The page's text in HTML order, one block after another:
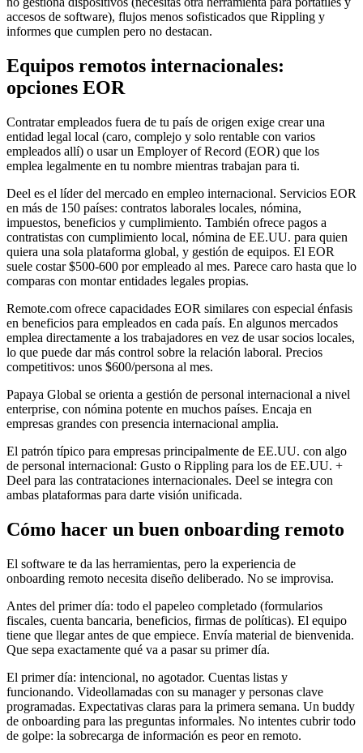
accesos de software), flujos menos sofisticados que Rippling y
informes que cumplen pero no destacan.
Equipos remotos internacionales:
opciones EOR
Contratar empleados fuera de tu país de origen exige crear una
entidad legal local (caro, complejo y solo rentable con varios
empleados allí) o usar un Employer of Record (EOR) que los
emplea legalmente en tu nombre mientras trabajan para ti.
Deel es el líder del mercado en empleo internacional. Servicios EOR
en más de 150 países: contratos laborales locales, nómina,
impuestos, beneficios y cumplimiento. También ofrece pagos a
contratistas con cumplimiento local, nómina de EE.UU. para quien
quiera una sola plataforma global, y gestión de equipos. El EOR
suele costar $500-600 por empleado al mes. Parece caro hasta que lo
comparas con montar entidades legales propias.
Remote.com ofrece capacidades EOR similares con especial énfasis
en beneficios para empleados en cada país. En algunos mercados
emplea directamente a los trabajadores en vez de usar socios locales,
lo que puede dar más control sobre la relación laboral. Precios
competitivos: unos $600/persona al mes.
Papaya Global se orienta a gestión de personal internacional a nivel
enterprise, con nómina potente en muchos países. Encaja en
empresas grandes con presencia internacional amplia.
El patrón típico para empresas principalmente de EE.UU. con algo
de personal internacional: Gusto o Rippling para los de EE.UU. +
Deel para las contrataciones internacionales. Deel se integra con
ambas plataformas para darte visión unificada.
Cómo hacer un buen onboarding remoto
El software te da las herramientas, pero la experiencia de
onboarding remoto necesita diseño deliberado. No se improvisa.
Antes del primer día: todo el papeleo completado (formularios
fiscales, cuenta bancaria, beneficios, firmas de políticas). El equipo
tiene que llegar antes de que empiece. Envía material de bienvenida.
Que sepa exactamente qué va a pasar su primer día.
El primer día: intencional, no agotador. Cuentas listas y
funcionando. Videollamadas con su manager y personas clave
programadas. Expectativas claras para la primera semana. Un buddy
de onboarding para las preguntas informales. No intentes cubrir todo
de golpe: la sobrecarga de información es peor en remoto.